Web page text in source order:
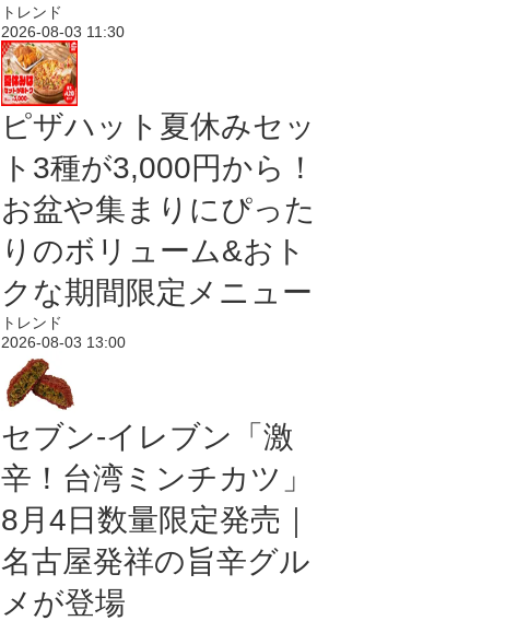
トレンド
2026-08-03 11:30
ピザハット夏休みセッ
ト3種が3,000円から！
お盆や集まりにぴった
りのボリューム&おト
クな期間限定メニュー
トレンド
2026-08-03 13:00
セブン-イレブン「激
辛！台湾ミンチカツ」
8月4日数量限定発売｜
名古屋発祥の旨辛グル
メが登場